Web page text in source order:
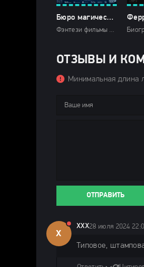
Бюро магических услуг (2024)
Фэнтези фильмы 2024 / Зарубежные фильмы 2024 / Новинки кино 2024 / Последние фильмы 2024 / Фильмы весны 2024 / Фильмы 4K / Фильмы 2024 / Смотреть фильмы онлайн
ОТЗЫВЫ И
Минимальная длина
ОТПРАВИТЬ
Х
ХХХ28 июля 2024
Типовое,